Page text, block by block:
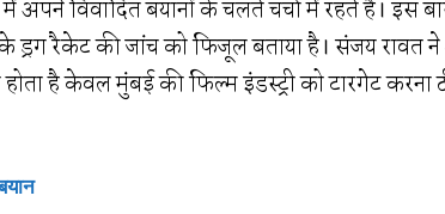
विवादित बयानों के चलते चर्चा में रहते है। इस
ड्रग रैकेट की जांच को फिजूल बताया है। संजय रावत
है केवल मुंबई की फिल्म इंडस्ट्री को टारगेट करना